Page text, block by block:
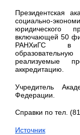
Президентская
социально-
юридического
включающей 50
РАНХиГС в
реализуемые
аккредитацию.
Учредитель
Федерации.
Справки по тел.
Источник